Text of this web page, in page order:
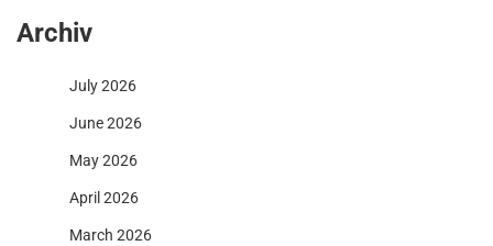
Archiv
July 2026
June 2026
May 2026
April 2026
March 2026